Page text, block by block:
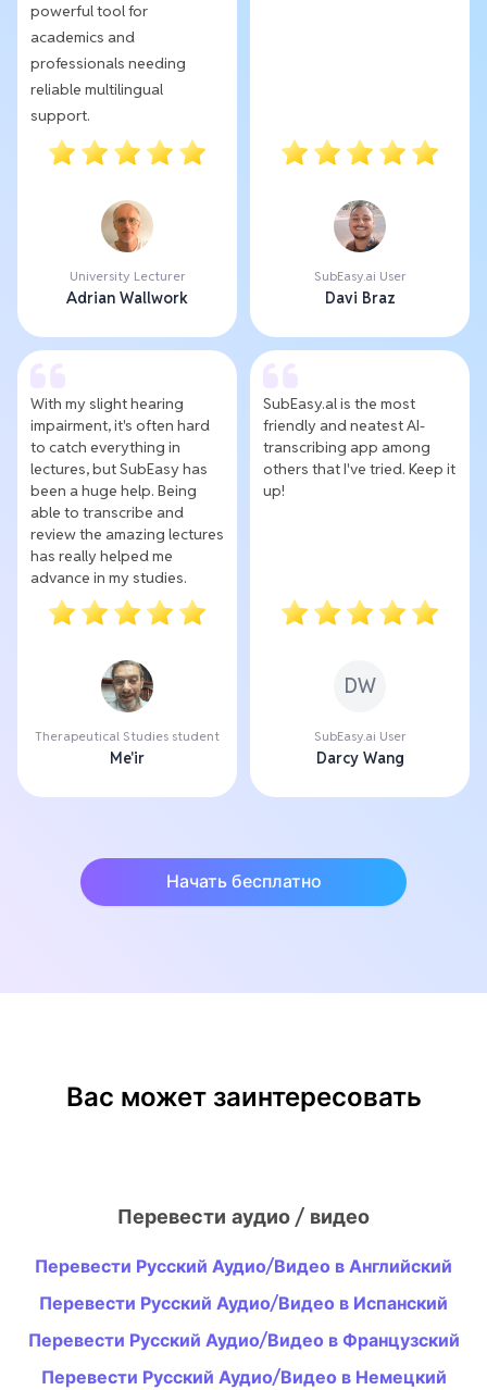
powerful tool for
academics and
professionals needing
reliable multilingual
support.
University Lecturer
Adrian Wallwork
SubEasy.ai User
Davi Braz
With my slight hearing
impairment, it's often hard
to catch everything in
lectures, but SubEasy has
been a huge help. Being
able to transcribe and
review the amazing lectures
has really helped me
advance in my studies.
Therapeutical Studies student
Me'ir
SubEasy.al is the most
friendly and neatest AI-
transcribing app among
others that I've tried. Keep it
up!
DW
SubEasy.ai User
Darcy Wang
Начать бесплатно
Вас может заинтересовать
Перевести аудио / видео
Перевести Русский Аудио/Видео в Английский
Перевести Русский Аудио/Видео в Испанский
Перевести Русский Аудио/Видео в Французский
Перевести Русский Аудио/Видео в Немецкий